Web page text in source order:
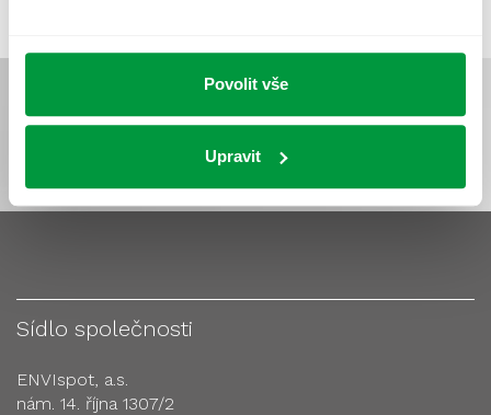
Povolit vše
Upravit
Sídlo společnosti
ENVIspot, a.s.
nám. 14. října 1307/2